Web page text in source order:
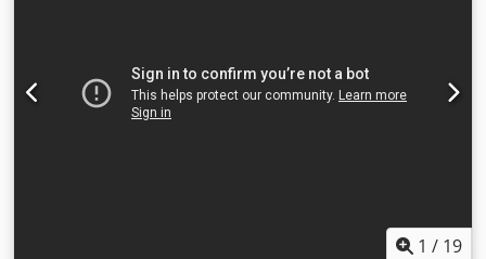
1 / 19